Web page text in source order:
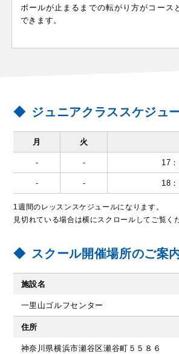
ボールが止まるまでの転がり方がコース
できます。
ジュニアクラススケジュ
月 火
- - 17
- - 18
1週間のレッスンスケジュールになります。
見切れている場合は横にスクロールしてご覧く
スクール開催場所のご案
施設名
一里山ゴルフセンター
住所
神奈川県横浜市瀬谷区瀬谷町５５８６